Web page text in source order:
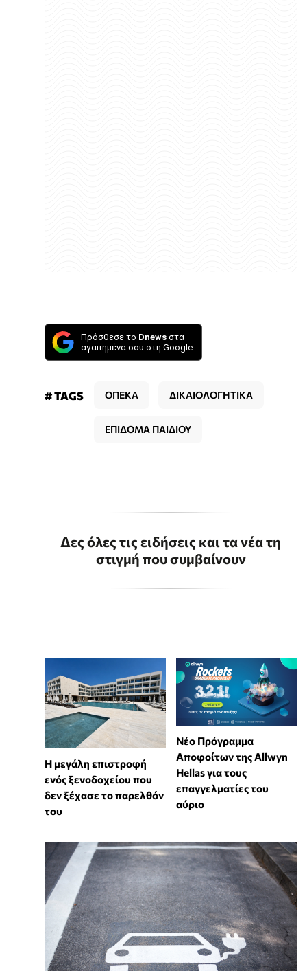
Πρόσθεσε το Dnews στα
αγαπημένα σου στη Google
# TAGS ΟΠΕΚΑ ΔΙΚΑΙΟΛΟΓΗΤΙΚΑ
ΕΠΙΔΟΜΑ ΠΑΙΔΙΟΥ
Δες όλες τις ειδήσεις και τα νέα τη
στιγμή που συμβαίνουν
Η μεγάλη επιστροφή
ενός ξενοδοχείου που
δεν ξέχασε το παρελθόν
του
Νέο Πρόγραμμα
Αποφοίτων της Allwyn
Hellas για τους
επαγγελματίες του
αύριο